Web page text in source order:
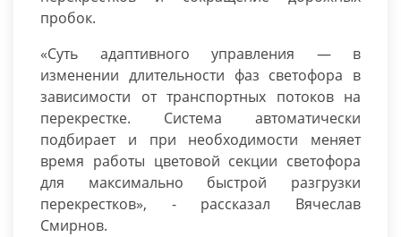
пробок.
«Суть адаптивного управления — в
изменении длительности фаз светофора в
зависимости от транспортных потоков на
перекрестке. Система автоматически
подбирает и при необходимости меняет
время работы цветовой секции светофора
для максимально быстрой разгрузки
перекрестков», - рассказал Вячеслав
Смирнов.